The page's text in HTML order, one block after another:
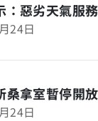
：惡劣天氣服
24日
桑拿室暫停開
24日